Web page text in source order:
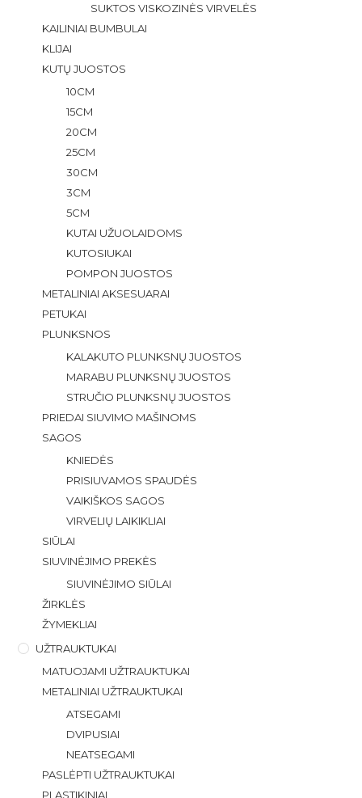
SUKTOS VISKOZINĖS VIRVELĖS
KAILINIAI BUMBULAI
KLIJAI
KUTŲ JUOSTOS
10CM
15CM
20CM
25CM
30CM
3CM
5CM
KUTAI UŽUOLAIDOMS
KUTOSIUKAI
POMPON JUOSTOS
METALINIAI AKSESUARAI
PETUKAI
PLUNKSNOS
KALAKUTO PLUNKSNŲ JUOSTOS
MARABU PLUNKSNŲ JUOSTOS
STRUČIO PLUNKSNŲ JUOSTOS
PRIEDAI SIUVIMO MAŠINOMS
SAGOS
KNIEDĖS
PRISIUVAMOS SPAUDĖS
VAIKIŠKOS SAGOS
VIRVELIŲ LAIKIKLIAI
SIŪLAI
SIUVINĖJIMO PREKĖS
SIUVINĖJIMO SIŪLAI
ŽIRKLĖS
ŽYMEKLIAI
UŽTRAUKTUKAI
MATUOJAMI UŽTRAUKTUKAI
METALINIAI UŽTRAUKTUKAI
ATSEGAMI
DVIPUSIAI
NEATSEGAMI
PASLĖPTI UŽTRAUKTUKAI
PLASTIKINIAI